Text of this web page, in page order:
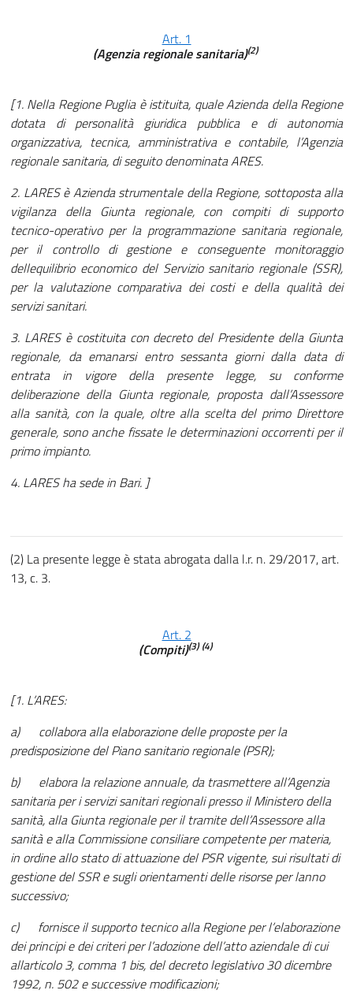
Art. 1
(Agenzia regionale sanitaria)(2)
[1. Nella Regione Puglia è istituita, quale Azienda della Regione
dotata di personalità giuridica pubblica e di autonomia
organizzativa, tecnica, amministrativa e contabile, l’Agenzia
regionale sanitaria, di seguito denominata ARES.
2. LARES è Azienda strumentale della Regione, sottoposta alla
vigilanza della Giunta regionale, con compiti di supporto
tecnico-operativo per la programmazione sanitaria regionale,
per il controllo di gestione e conseguente monitoraggio
dellequilibrio economico del Servizio sanitario regionale (SSR),
per la valutazione comparativa dei costi e della qualità dei
servizi sanitari.
3. LARES è costituita con decreto del Presidente della Giunta
regionale, da emanarsi entro sessanta giorni dalla data di
entrata in vigore della presente legge, su conforme
deliberazione della Giunta regionale, proposta dall’Assessore
alla sanità, con la quale, oltre alla scelta del primo Direttore
generale, sono anche fissate le determinazioni occorrenti per il
primo impianto.
4. LARES ha sede in Bari. ]
(2) La presente legge è stata abrogata dalla l.r. n. 29/2017, art.
13, c. 3.
Art. 2
(Compiti)(3) (4)
[1. L’ARES:
a) collabora alla elaborazione delle proposte per la
predisposizione del Piano sanitario regionale (PSR);
b) elabora la relazione annuale, da trasmettere all’Agenzia
sanitaria per i servizi sanitari regionali presso il Ministero della
sanità, alla Giunta regionale per il tramite dell’Assessore alla
sanità e alla Commissione consiliare competente per materia,
in ordine allo stato di attuazione del PSR vigente, sui risultati di
gestione del SSR e sugli orientamenti delle risorse per lanno
successivo;
c) fornisce il supporto tecnico alla Regione per l’elaborazione
dei principi e dei criteri per l’adozione dell’atto aziendale di cui
allarticolo 3, comma 1 bis, del decreto legislativo 30 dicembre
1992, n. 502 e successive modificazioni;